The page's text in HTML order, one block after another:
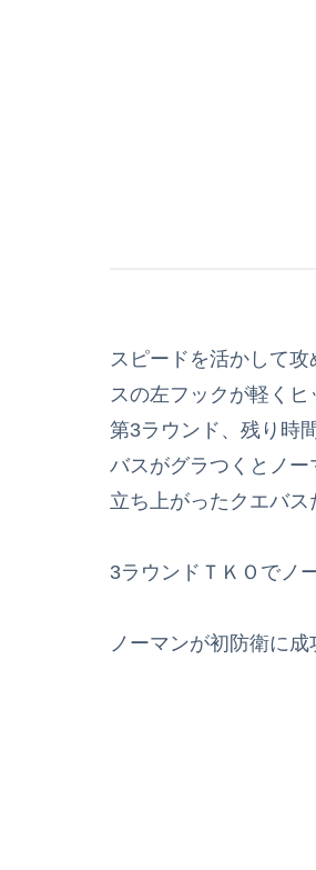
スピードを活かして
スの左フックが軽くヒ
第3ラウンド、残り時
バスがグラつくとノー
立ち上がったクエバス
3ラウンドＴＫＯでノ
ノーマンが初防衛に成